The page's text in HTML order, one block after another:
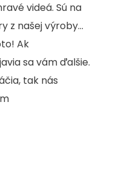
videá. Sú na
z našej výroby...
Ak
sa vám ďalšie.
tak nás